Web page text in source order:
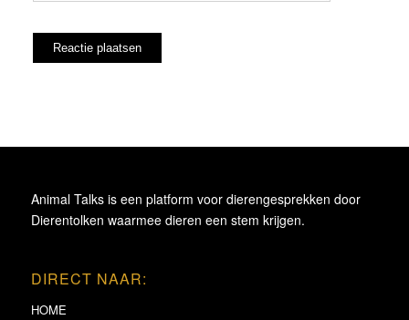
Animal Talks is een platform voor dierengesprekken door
Dierentolken waarmee dieren een stem krijgen.
DIRECT NAAR:
HOME